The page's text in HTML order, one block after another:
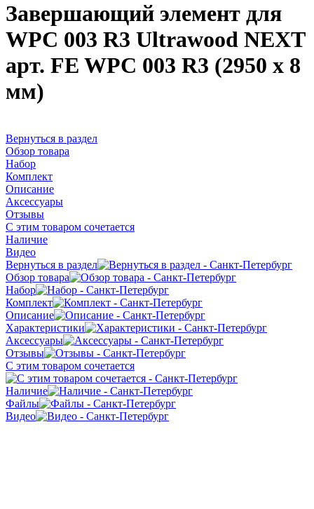
Завершающий элемент для
WPC 003 R3 Ultrawood NEXT
арт. FE WPC 003 R3 (2950 х 8
мм)
Вернуться в раздел
Обзор товара
Набор
Комплект
Описание
Аксессуары
Отзывы
С этим товаром сочетается
Наличие
Видео
Вернуться в раздел
Обзор товара
Набор
Комплект
Описание
Характеристики
Аксессуары
Отзывы
С этим товаром сочетается
Наличие
Файлы
Видео